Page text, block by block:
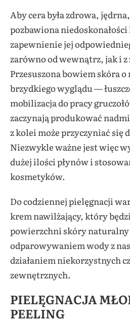
Aby cera była zdrowa,
pozbawiona
zapewnienie jej
zarówno od wewnątrz, jak i
Przesuszona bowiem skóra
brzydkiego wyglądu —
mobilizacja do pracy
zaczynają produkować
z kolei może przyczyniać się
Niezwykle ważne jest więc
dużej ilości płynów i
kosmetyków.
Do codziennej pielęgnacji
krem nawilżający, który
powierzchni skóry
odparowywaniem wody z
działaniem niekorzystnych
zewnętrznych.
PIELĘGNACJA
PEELING